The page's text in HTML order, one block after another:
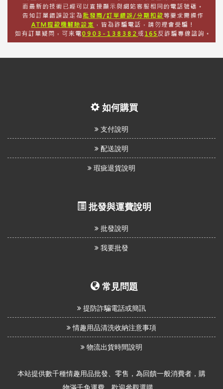
如何購買
支付說明
配送說明
瑕疵退貨說明
批發與運費說明
批發說明
我要批發
常見問題
提防詐騙電話或簡訊
情趣用品清洗收納注意事項
物流出貨時間說明
本站提供數千種情趣用品批發、零售，為回饋一般消費者，購